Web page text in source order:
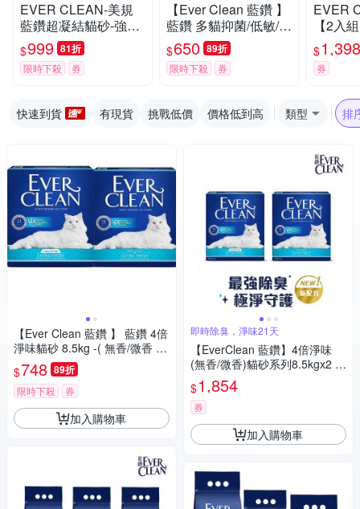
EVER CLEAN-美規
藍鑽超凝結貓砂-強效
低敏結塊貓砂 42LB(1
9kg)=綠標★
$999 81折
限時下殺 券
【Ever Clean 藍鑽 】
藍鑽 多貓抑菌/低敏/除
臭貓砂8.5kg -( 除臭/
抑味/ 凝結/長效淨味2
1天)
$650 89折
限時下殺 券
EVER
【2入
抑菌/
$1,398
券
快速到貨 有現貨 挑戰低價 價格低到高 類型 排
【Ever Clean 藍鑽 】 藍鑽 4倍
淨味貓砂 8.5kg -( 無香/微香 /
長效淨味21天)
$748 89折
限時下殺 券
加入購物車
即時除臭，淨味21天
【EverClean 藍鑽】4倍淨味
(無香/微香)貓砂系列8.5kgx2 除
臭 低塵 超省砂
$1,854
券
加入購物車